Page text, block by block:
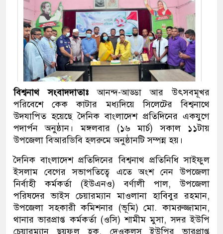
বিশ্বনাথ সংবাদদাতাঃআনন্দ-আড্ডা আর উৎসবমূখর
পরিবেশে কেক কাটার মধ্যদিয়ে সিলেটের বিশ্বনাথে
উদযাপিত হয়েছে দৈনিক বাংলাদেশ প্রতিদিনের একযুগে
পদার্পন অনুষ্ঠান। মঙ্গলবার (১৬ মার্চ) সকাল ১১টায়
উপজেলা বিআরডিবি হলরুমে অনুষ্ঠানটি সম্পন্ন হয়।
দৈনিক বাংলাদেশ প্রতিদিনের বিশ্বনাথ প্রতিনিধি সাইফুল
ইসলাম বেগের সভাপতিত্বে এতে অংশ নেন উপজেলা
নির্বাহী কর্মকর্তা (ইউএনও) বর্ণালী পাল, উপজেলা
পরিষদের ভাইস চেয়ারম্যান মাওলানা হাবিবুর রহমান,
উপজেলা সহকারী কমিশনার (ভূমি) মো. কামরুজ্জামান,
থানার ভারপ্রাপ্ত কর্মকর্তা (ওসি) শামীম মুসা, সদর ইউপি
চেয়ারম্যান ছয়ফুল হক, দেওকলস ইউপির ভারপ্রাপ্ত